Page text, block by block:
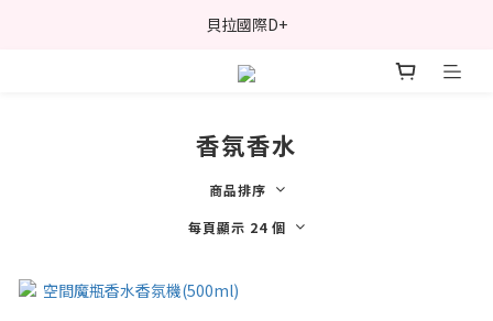
貝拉國際D+
香氛香水
商品排序
每頁顯示 24 個